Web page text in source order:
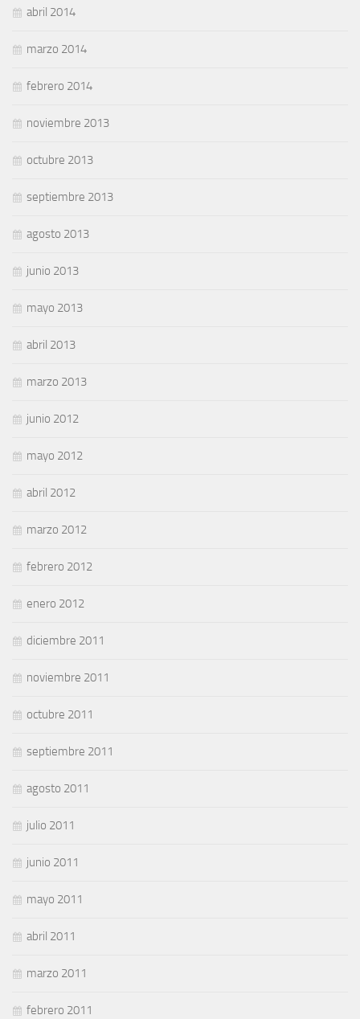
abril 2014
marzo 2014
febrero 2014
noviembre 2013
octubre 2013
septiembre 2013
agosto 2013
junio 2013
mayo 2013
abril 2013
marzo 2013
junio 2012
mayo 2012
abril 2012
marzo 2012
febrero 2012
enero 2012
diciembre 2011
noviembre 2011
octubre 2011
septiembre 2011
agosto 2011
julio 2011
junio 2011
mayo 2011
abril 2011
marzo 2011
febrero 2011